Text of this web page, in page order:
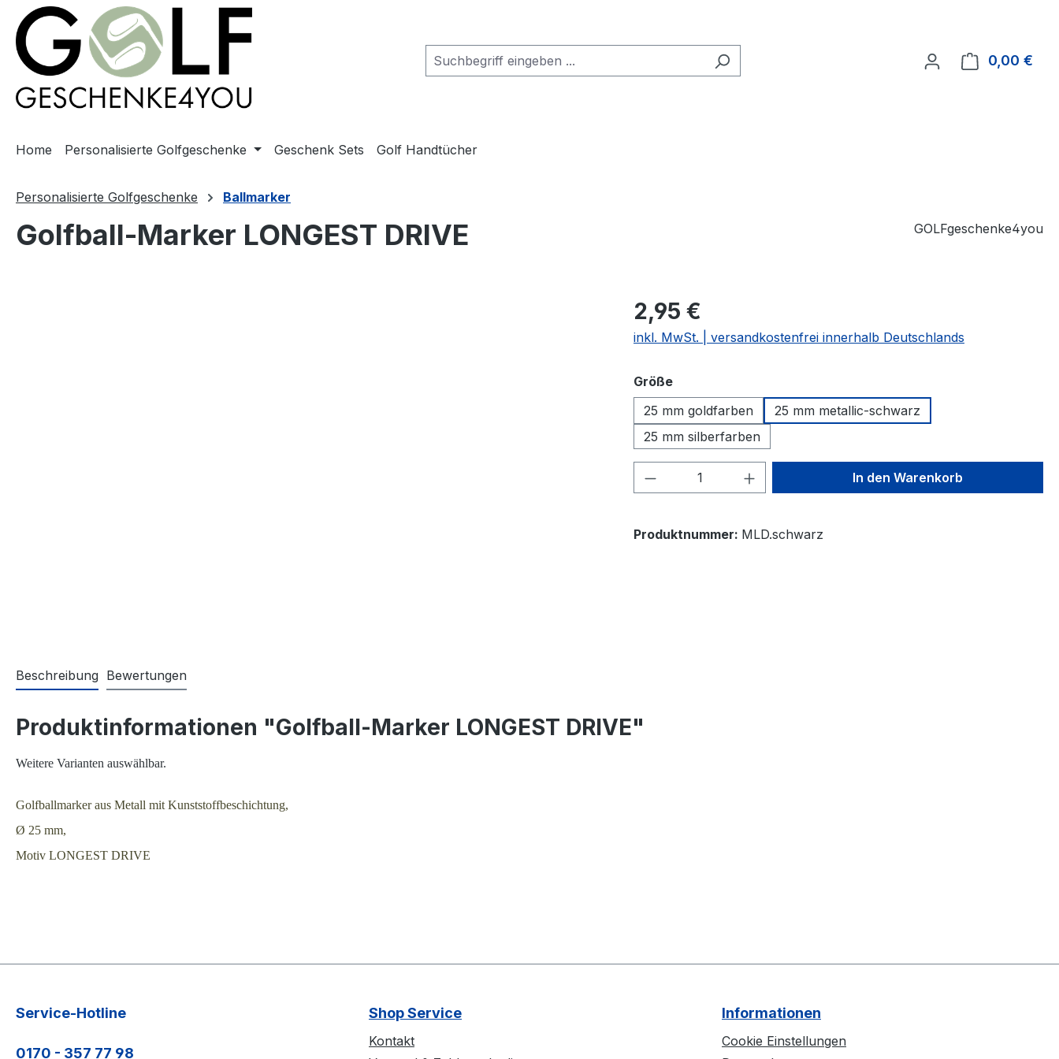
Zur Hauptnavigation springen
0,00 €
Home Personalisierte Golfgeschenke Geschenk Sets Golf Handtücher
Personalisierte Golfgeschenke Ballmarker
Golfball-Marker LONGEST DRIVE GOLFgeschenke4you
2,95 €
inkl. MwSt. | versandkostenfrei innerhalb Deutschlands
Größeauswählen
25 mm goldfarben
25 mm metallic-schwarz
25 mm silberfarben
Produkt Anzahl: Gib den gewünschten Wert
In den Warenkorb
Produktnummer: MLD.schwarz
Beschreibung Bewertungen
Produktinformationen "Golfball-Marker LONGEST DRIVE"
Weitere Varianten auswählbar.
Golfballmarker aus Metall mit Kunststoffbeschichtung,
Ø 25 mm,
Motiv LONGEST DRIVE
Service-Hotline
0170 - 357 77 98
Shop Service
Kontakt
Informationen
Cookie Einstellungen